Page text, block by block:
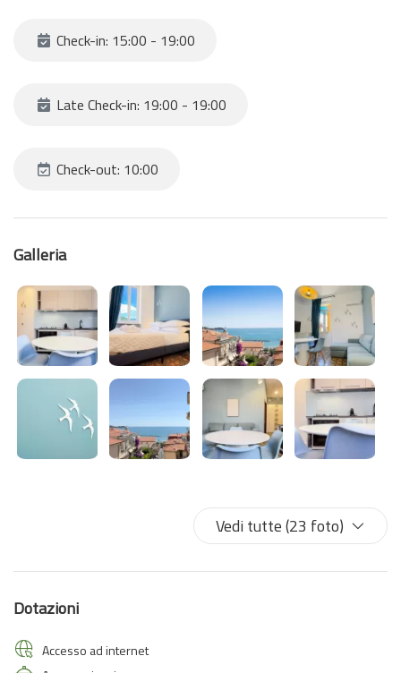
sono funzionali e ben organizzati, ideali sia per coppie che per
Dispone di una cucina nuova completamente attrezzata,
restare sempre connesso.
Albatros è il punto di partenza ideale per esplorare le meraviglie
della Liguria di Levante, ma anche il luogo perfetto dove tornare e
rilassarsi dopo una giornata tra mare, borghi e sentieri
panoramici.
✨ Qui ogni soggiorno si trasforma in una piccola fuga dalla
Check-in: 15:00 - 19:00
Late Check-in: 19:00 - 19:00
Check-out: 10:00
Galleria
Vedi tutte (23 foto)
Dotazioni
Accesso ad internet